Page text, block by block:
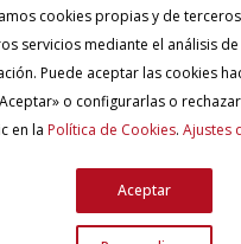
cookies propias y de
servicios mediante el análisis
Puede aceptar las cookies
o configurarlas o
en la Política de Cookies. Ajustes
Aceptar
gobierno, por la que se aprueban
y la convocatoria del
subvenciones destinadas a
en la persona y para la
técnico y tecnológico de los
de las entidades del tercer sector,
transformación y resiliencia